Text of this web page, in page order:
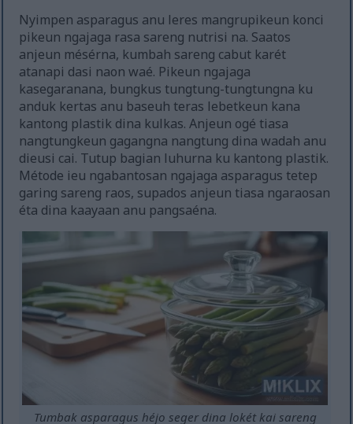
Nyimpen asparagus anu leres mangrupikeun konci
pikeun ngajaga rasa sareng nutrisi na. Saatos
anjeun mésérna, kumbah sareng cabut karét
atanapi dasi naon waé. Pikeun ngajaga
kasegaranana, bungkus tungtung-tungtungna ku
anduk kertas anu baseuh teras lebetkeun kana
kantong plastik dina kulkas. Anjeun ogé tiasa
nangtungkeun gagangna nangtung dina wadah anu
dieusi cai. Tutup bagian luhurna ku kantong plastik.
Métode ieu ngabantosan ngajaga asparagus tetep
garing sareng raos, supados anjeun tiasa ngaraosan
éta dina kaayaan anu pangsaéna.
Tumbak asparagus héjo seger dina lokét kai sareng